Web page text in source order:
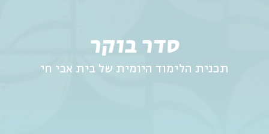
סדר בוקר
תכנית הלימוד היומית של בית אבי חי